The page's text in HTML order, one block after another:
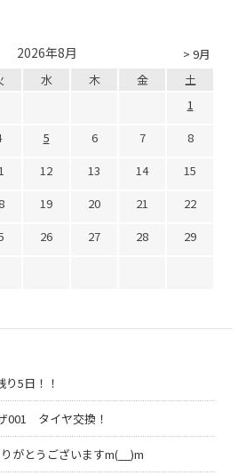
> 9月
2026年8月
水 木 金
土
1
5 6 7
8
12 13 14
15
19 20 21
22
26 27 28
29
5日！！
タイヤ交換！
がとうございますm(__)m